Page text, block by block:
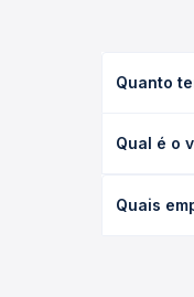
Quanto
e as
Qual é o
Quais